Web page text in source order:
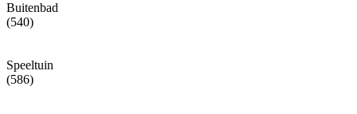
Buitenbad
(540)
Speeltuin
(586)